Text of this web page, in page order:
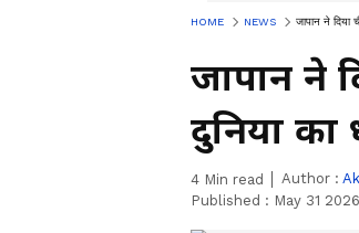
HOME NEWS जापान ने दिया
जापान ने
दुनिया
4 Min read Author :
Published : May 31